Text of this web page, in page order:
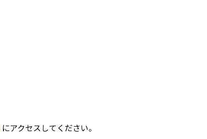
にアクセスしてください。